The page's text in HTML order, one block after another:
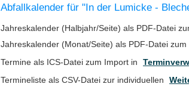
Abfallkalender für "In der Lumicke -
Jahreskalender (Halbjahr/Seite) als PDF-Datei
Jahreskalender (Monat/Seite) als PDF-Datei zum
Termine als ICS-Datei zum Import in
Termineliste als CSV-Datei zur individuellen